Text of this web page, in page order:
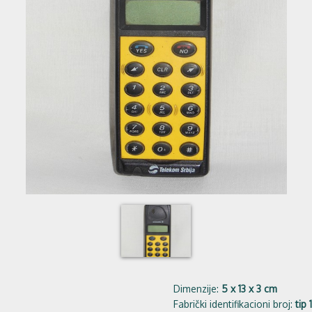
Dimenzije: 5 x 13 x 3 cm
Fabrički identifikacioni broj:tip